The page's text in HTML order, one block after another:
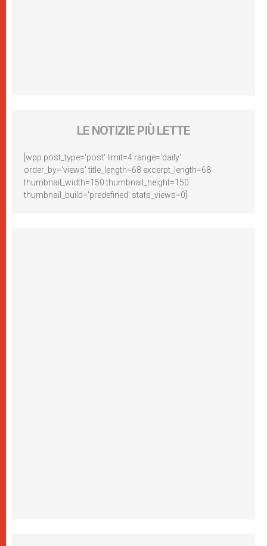
LE NOTIZIE PIÙ LETTE
[wpp post_type='post' limit=4 range='daily'
order_by='views' title_length=68 excerpt_length=68
thumbnail_width=150 thumbnail_height=150
thumbnail_build='predefined' stats_views=0]